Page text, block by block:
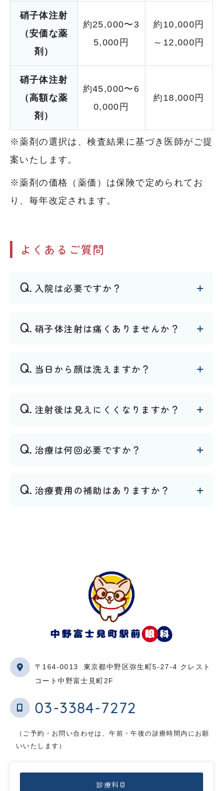
硝子体注射
（安価な薬
剤）
約25,000〜3
5,000円
約10,000円
～12,000円
硝子体注射
（高額な薬
剤）
約45,000〜6
0,000円
約18,000円
※薬剤の選択は、検査結果に基づき医師がご提
案いたします。
※薬剤の価格（薬価）は保険で定められてお
り、毎年改定されます。
よくあるご質問
入院は必要ですか？
硝子体注射は痛くありませんか？
当日から顔は洗えますか？
注射後は見えにくくなりますか？
治療は何回必要ですか？
治療費用の補助はありますか？
〒164-0013
東京都中野区弥生町5-27-4 クレスト
コート中野富士見町2F
03-3384-7272
（ご予約・お問い合わせは、午前・午後の診療時間内にお願
いいたします）
診療科目